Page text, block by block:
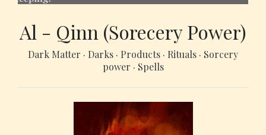
Al - Qinn (Sorecery Power)
Dark Matter · Darks · Products · Rituals · Sorcery
power · Spells